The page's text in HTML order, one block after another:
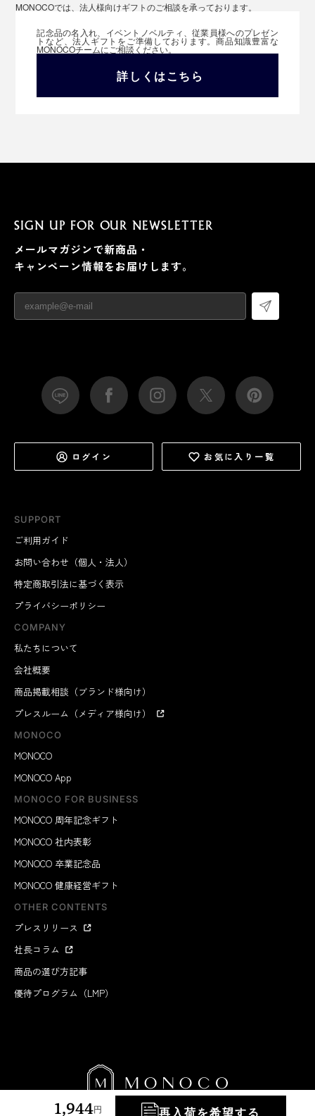
MONOCOでは、法人様向けギフトのご相談を承っております。
記念品の名入れ、イベントノベルティ、従業員様へのプレゼン
トなど、法人ギフトをご準備しております。商品知識豊富な
MONOCOチームにご相談ください。
詳しくはこちら
1,944円 再入荷を希望する
SUPPORT
ご利用ガイド
お問い合わせ（個人・法人）
特定商取引法に基づく表示
プライバシーポリシー
COMPANY
私たちについて
会社概要
商品掲載相談（ブランド様向け）
プレスルーム（メディア様向け）
MONOCO
MONOCO
MONOCO App
MONOCO FOR BUSINESS
MONOCO 周年記念ギフト
MONOCO 社内表彰
MONOCO 卒業記念品
MONOCO 健康経営ギフト
OTHER CONTENTS
プレスリリース
社長コラム
商品の選び方記事
優待プログラム（LMP）
SIGN UP FOR OUR NEWSLETTER
メールマガジンで新商品・
キャンペーン情報をお届けします。
ログイン お気に入り一覧